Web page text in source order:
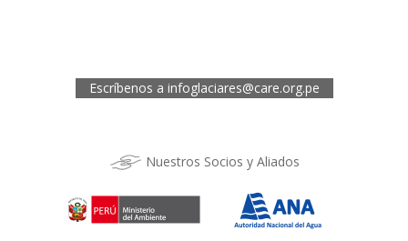
Escríbenos a infoglaciares@care.org.pe
Nuestros Socios y Aliados